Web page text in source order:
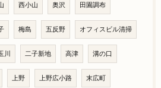
西小山 奥沢 田園調布
梅島 五反野 オフィスビル清掃
川 二子新地 高津 溝の口
上野 上野広小路 末広町